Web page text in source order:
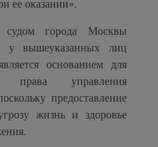
ее оказании».
судом города Москвы
у вышеуказанных лиц
основанием для
права управления
предоставление
жизнь и здоровье